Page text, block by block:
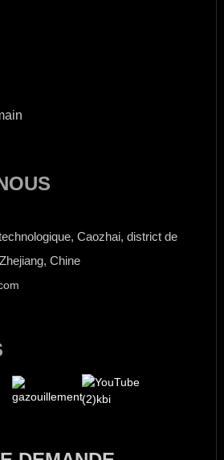
Caozhai, district de
Chine